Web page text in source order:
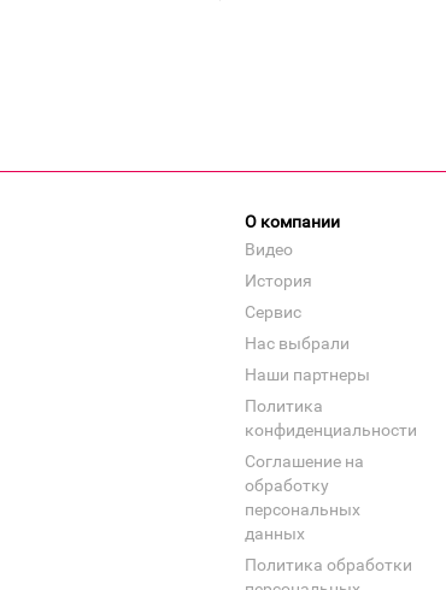
О компании
Видео
История
Сервис
Нас выбрали
Наши партнеры
Политика
конфиденциальности
Соглашение на
обработку
персональных
данных
Политика обработки